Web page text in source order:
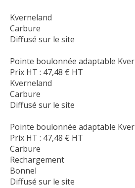
Kverneland
Carbure
Diffusé sur le site
Pointe boulonnée adaptable
Prix HT : 47,48 € HT
Kverneland
Carbure
Diffusé sur le site
Pointe boulonnée adaptable
Prix HT : 47,48 € HT
Carbure
Rechargement
Bonnel
Diffusé sur le site